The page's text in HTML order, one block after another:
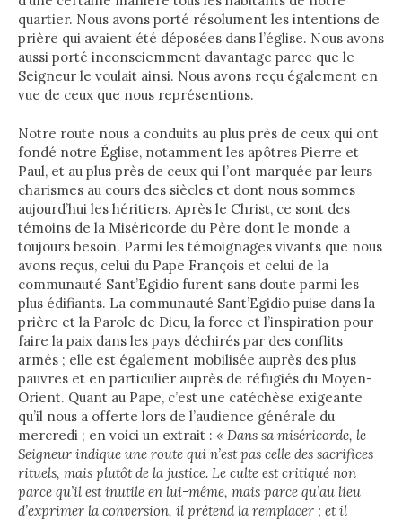
quartier. Nous avons porté résolument les intentions de
prière qui avaient été déposées dans l’église. Nous avons
aussi porté inconsciemment davantage parce que le
Seigneur le voulait ainsi. Nous avons reçu également en
vue de ceux que nous représentions.
Notre route nous a conduits au plus près de ceux qui ont
fondé notre Église, notamment les apôtres Pierre et
Paul, et au plus près de ceux qui l’ont marquée par leurs
charismes au cours des siècles et dont nous sommes
aujourd’hui les héritiers. Après le Christ, ce sont des
témoins de la Miséricorde du Père dont le monde a
toujours besoin. Parmi les témoignages vivants que nous
avons reçus, celui du Pape François et celui de la
communauté Sant’Egidio furent sans doute parmi les
plus édifiants. La communauté Sant’Egidio puise dans la
prière et la Parole de Dieu, la force et l’inspiration pour
faire la paix dans les pays déchirés par des conflits
armés ; elle est également mobilisée auprès des plus
pauvres et en particulier auprès de réfugiés du Moyen-
Orient. Quant au Pape, c’est une catéchèse exigeante
qu’il nous a offerte lors de l’audience générale du
mercredi ; en voici un extrait : « Dans sa miséricorde, le
Seigneur indique une route qui n’est pas celle des sacrifices
rituels, mais plutôt de la justice. Le culte est critiqué non
parce qu’il est inutile en lui-même, mais parce qu’au lieu
d’exprimer la conversion, il prétend la remplacer ; et il